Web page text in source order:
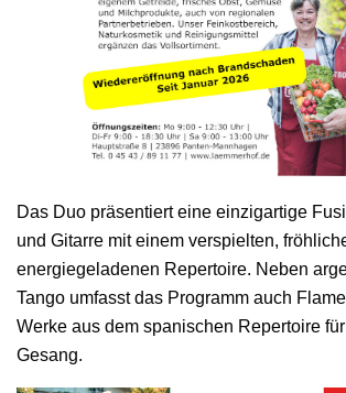
Das Duo präsentiert eine einzigartige
und Gitarre mit einem verspielten,
energiegeladenen Repertoire. Neben
Tango umfasst das Programm auch
Werke aus dem spanischen Repertoire
Gesang.